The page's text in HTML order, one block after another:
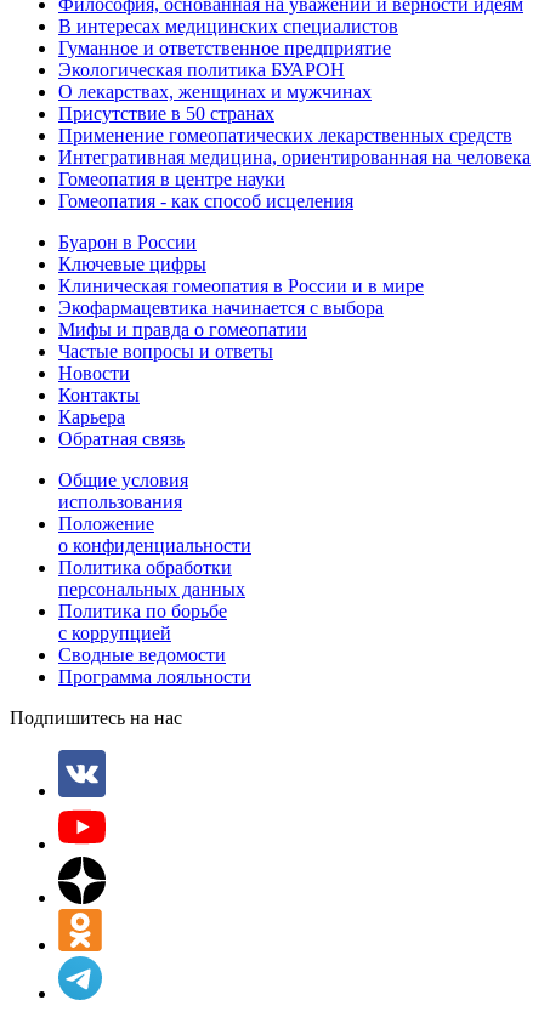
Философия, основанная на уважении и верности идеям
В интересах медицинских специалистов
Гуманное и ответственное предприятие
Экологическая политика БУАРОН
О лекарствах, женщинах и мужчинах
Присутствие в 50 странах
Применение гомеопатических лекарственных средств
Интегративная медицина, ориентированная на человека
Гомеопатия в центре науки
Гомеопатия - как способ исцеления
Буарон в России
Ключевые цифры
Клиническая гомеопатия в России и в мире
Экофармацевтика начинается с выбора
Мифы и правда о гомеопатии
Частые вопросы и ответы
Новости
Контакты
Карьера
Обратная связь
Общие условия
использования
Положение
о конфиденциальности
Политика обработки
персональных данных
Политика по борьбе
с коррупцией
Сводные ведомости
Программа лояльности
Подпишитесь на нас